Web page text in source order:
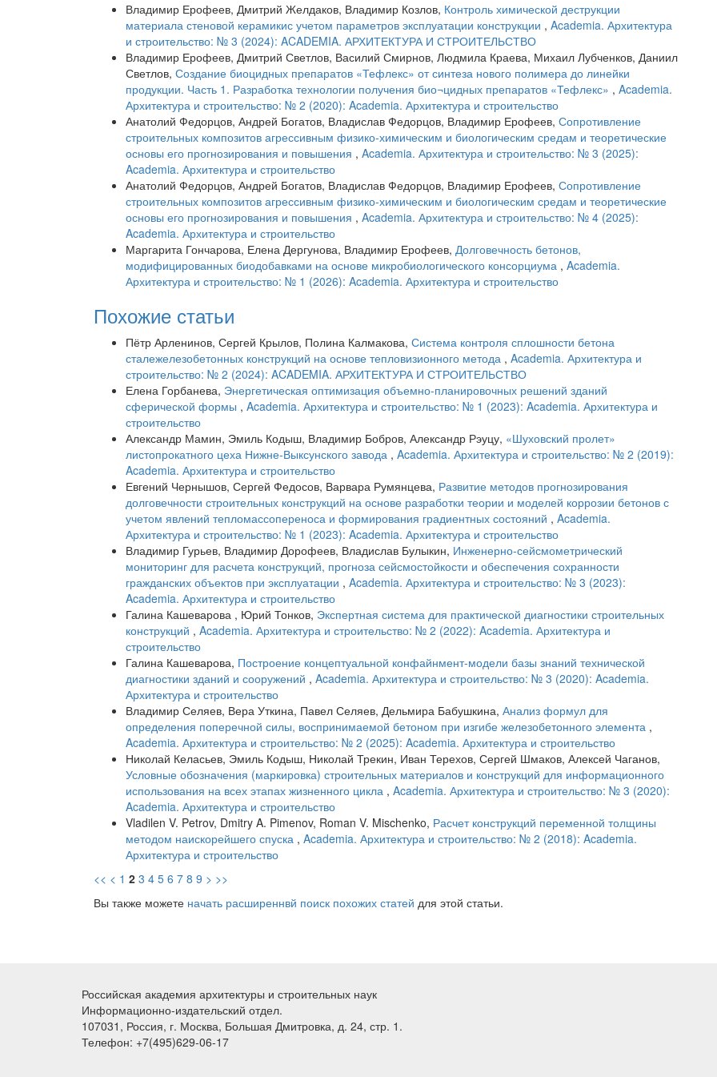
Владимир Ерофеев, Дмитрий Желдаков, Владимир Козлов, Контроль химической деструкции
материала стеновой керамикис учетом параметров эксплуатации конструкции , Academia. Архитектура
и строительство: № 3 (2024): ACADEMIA. АРХИТЕКТУРА И СТРОИТЕЛЬСТВО
Владимир Ерофеев, Дмитрий Светлов, Василий Смирнов, Людмила Краева, Михаил Лубченков, Даниил
Светлов, Создание биоцидных препаратов «Тефлекс» от синтеза нового полимера до линейки
продукции. Часть 1. Разработка технологии получения био¬цидных препаратов «Тефлекс» , Academia.
Архитектура и строительство: № 2 (2020): Academia. Архитектура и строительство
Анатолий Федорцов, Андрей Богатов, Владислав Федорцов, Владимир Ерофеев, Сопротивление
строительных композитов агрессивным физико-химическим и биологическим средам и теоретические
основы его прогнозирования и повышения , Academia. Архитектура и строительство: № 3 (2025):
Academia. Архитектура и строительство
Анатолий Федорцов, Андрей Богатов, Владислав Федорцов, Владимир Ерофеев, Сопротивление
строительных композитов агрессивным физико-химическим и биологическим средам и теоретические
основы его прогнозирования и повышения , Academia. Архитектура и строительство: № 4 (2025):
Academia. Архитектура и строительство
Маргарита Гончарова, Елена Дергунова, Владимир Ерофеев, Долговечность бетонов,
модифицированных биодобавками на основе микробиологического консорциума , Academia.
Архитектура и строительство: № 1 (2026): Academia. Архитектура и строительство
Похожие статьи
Пётр Арленинов, Сергей Крылов, Полина Калмакова, Система контроля сплошности бетона
сталежелезобетонных конструкций на основе тепловизионного метода , Academia. Архитектура и
строительство: № 2 (2024): ACADEMIA. АРХИТЕКТУРА И СТРОИТЕЛЬСТВО
Елена Горбанева, Энергетическая оптимизация объемно-планировочных решений зданий
сферической формы , Academia. Архитектура и строительство: № 1 (2023): Academia. Архитектура и
строительство
Александр Мамин, Эмиль Кодыш, Владимир Бобров, Александр Рэуцу, «Шуховский пролет»
листопрокатного цеха Нижне-Выксунского завода , Academia. Архитектура и строительство: № 2 (2019):
Academia. Архитектура и строительство
Евгений Чернышов, Сергей Федосов, Варвара Румянцева, Развитие методов прогнозирования
долговечности строительных конструкций на основе разработки теории и моделей коррозии бетонов с
учетом явлений тепломассопереноса и формирования градиентных состояний , Academia.
Архитектура и строительство: № 1 (2023): Academia. Архитектура и строительство
Владимир Гурьев, Владимир Дорофеев, Владислав Булыкин, Инженерно-сейсмометрический
мониторинг для расчета конструкций, прогноза сейсмостойкости и обеспечения сохранности
гражданских объектов при эксплуатации , Academia. Архитектура и строительство: № 3 (2023):
Academia. Архитектура и строительство
Галина Кашеварова , Юрий Тонков, Экспертная система для практической диагностики строительных
конструкций , Academia. Архитектура и строительство: № 2 (2022): Academia. Архитектура и
строительство
Галина Кашеварова, Построение концептуальной конфайнмент-модели базы знаний технической
диагностики зданий и сооружений , Academia. Архитектура и строительство: № 3 (2020): Academia.
Архитектура и строительство
Владимир Селяев, Вера Уткина, Павел Селяев, Дельмира Бабушкина, Анализ формул для
определения поперечной силы, воспринимаемой бетоном при изгибе железобетонного элемента ,
Academia. Архитектура и строительство: № 2 (2025): Academia. Архитектура и строительство
Николай Келасьев, Эмиль Кодыш, Николай Трекин, Иван Терехов, Сергей Шмаков, Алексей Чаганов,
Условные обозначения (маркировка) строительных материалов и конструкций для информационного
использования на всех этапах жизненного цикла , Academia. Архитектура и строительство: № 3 (2020):
Academia. Архитектура и строительство
Vladilen V. Petrov, Dmitry A. Pimenov, Roman V. Mischenko, Расчет конструкций переменной толщины
методом наискорейшего спуска , Academia. Архитектура и строительство: № 2 (2018): Academia.
Архитектура и строительство
<< < 1 2 3 4 5 6 7 8 9 > >>
Вы также можете начать расширеннвй поиск похожих статей для этой статьи.
Российская академия архитектуры и строительных наук
Информационно-издательский отдел.
107031, Россия, г. Москва, Большая Дмитровка, д. 24, стр. 1.
Телефон: +7(495)629-06-17